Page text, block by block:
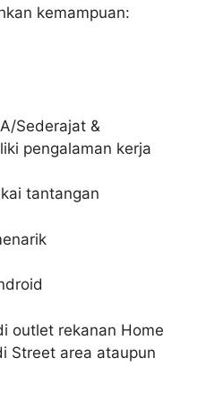
kemampuan:
Sederajat &
pengalaman kerja
tantangan
outlet rekanan Home
Street area ataupun